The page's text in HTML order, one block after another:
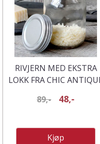
RIVJERN MED EKSTRA
LOKK FRA CHIC
89,-
48,-
Kjøp